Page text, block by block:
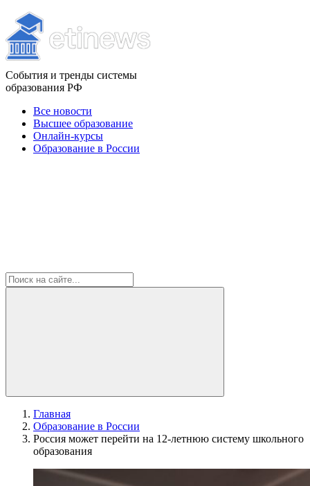
События и тренды системы
образования РФ
Все новости
Высшее образование
Онлайн-курсы
Образование в России
Главная
Образование в России
Россия может перейти на 12-летнюю систему школьного
образования